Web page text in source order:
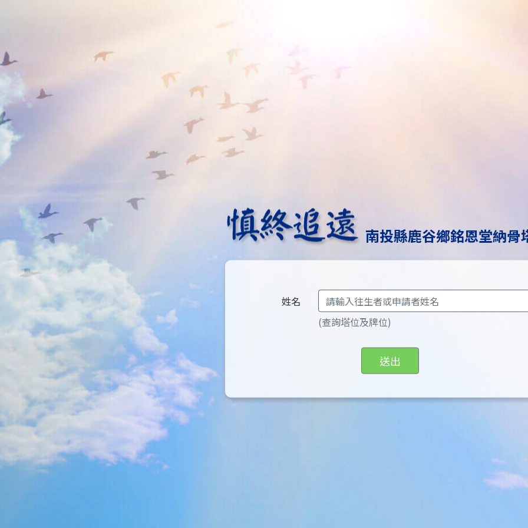
南投縣鹿谷鄉銘恩堂納骨
姓名
(查詢塔位及牌位)
送出